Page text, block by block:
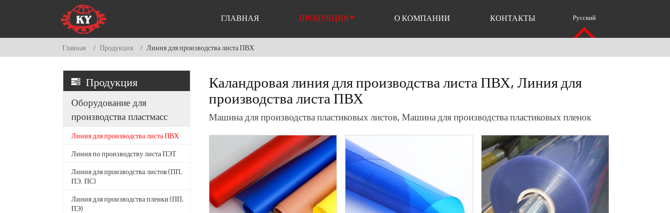
Русский
ГЛАВНАЯ ПРОДУКЦИЯ О КОМПАНИИ КОНТАКТЫ
Главная Продукция Линия для производства листа ПВХ
Каландровая линия для производства листа ПВХ, Линия для
производства листа ПВХ
Машина для производства пластиковых листов, Машина для производства пластиковых пленок
Продукция
Оборудование для
производства пластмасс
Линия для производства листа ПВХ
Линия по производству листа ПЭТ
Линия для производства листов (ПП,
ПЭ, ПС)
Линия для производства пленки (ПП,
ПЭ)